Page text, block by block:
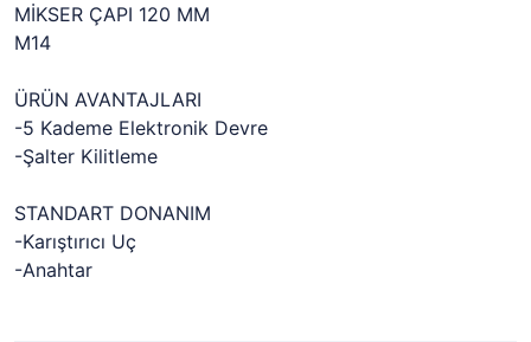
MİKSER ÇAPI 120 MM
M14
ÜRÜN AVANTAJLARI
-5 Kademe Elektronik Devre
-Şalter Kilitleme
STANDART DONANIM
-Karıştırıcı Uç
-Anahtar